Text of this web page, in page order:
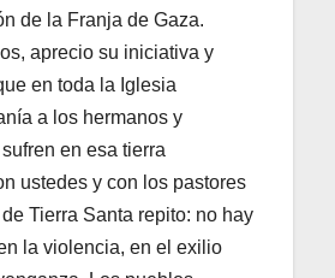
de la Franja de Gaza.
aprecio su iniciativa y
en toda la Iglesia
a los hermanos y
en esa tierra
ustedes y con los pastores
Tierra Santa repito: no hay
la violencia, en el exilio